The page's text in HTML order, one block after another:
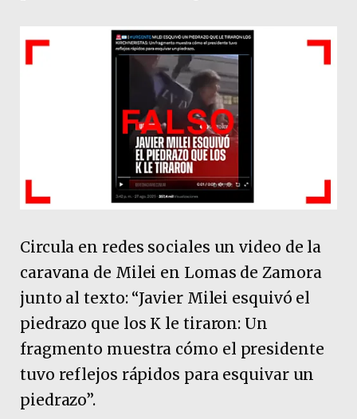
Circula en redes sociales un video de la
caravana de Milei en Lomas de Zamora
junto al texto: “Javier Milei esquivó el
piedrazo que los K le tiraron: Un
fragmento muestra cómo el presidente
tuvo reflejos rápidos para esquivar un
piedrazo”.